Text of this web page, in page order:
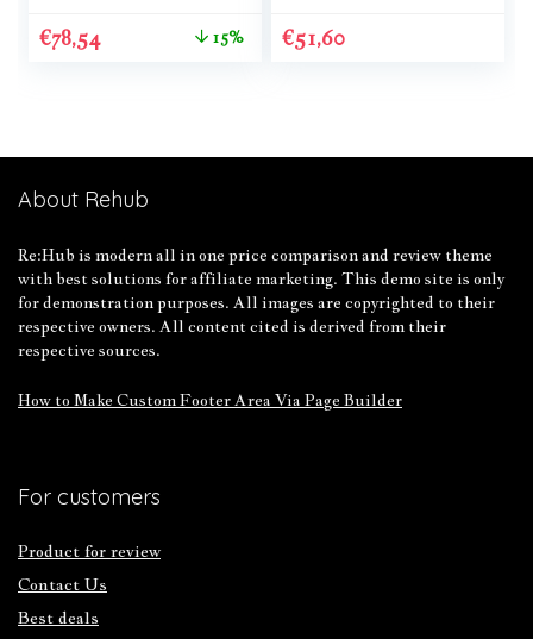
€78,54 15% €51,60
About Rehub
Re:Hub is modern all in one price comparison and review theme
with best solutions for affiliate marketing. This demo site is only
for demonstration purposes. All images are copyrighted to their
respective owners. All content cited is derived from their
respective sources.
How to Make Custom Footer Area Via Page Builder
For customers
Product for review
Contact Us
Best deals